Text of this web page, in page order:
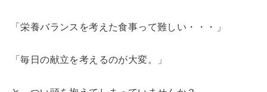
「栄養バランスを考えた食事って難しい・・・」
「毎日の献立を考えるのが大変。」